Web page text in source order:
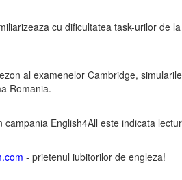
cu dificultatea task-urilor de
al examenelor Cambridge,
Romania.
campania English4All este indicata
- prietenul iubitorilor de engleza!